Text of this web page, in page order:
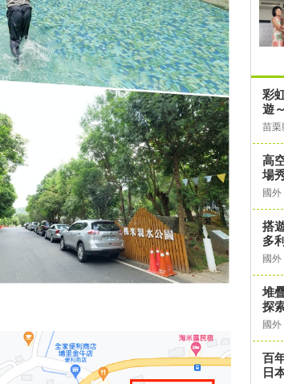
彩
遊
苗栗
高
場
國外
搭
多
國外
堆
探
國外
百
日